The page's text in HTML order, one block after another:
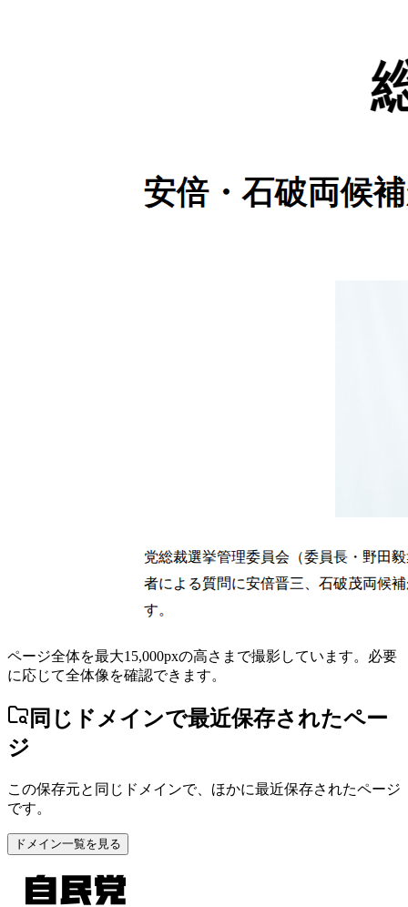
ページ全体を最大15,000pxの高さまで撮影しています。必要
に応じて全体像を確認できます。
同じドメインで最近保存されたペー
ジ
この保存元と同じドメインで、ほかに最近保存されたページ
です。
ドメイン一覧を見る